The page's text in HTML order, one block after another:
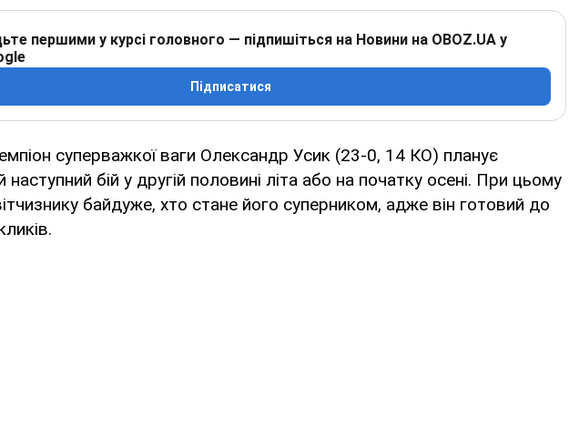
першими у курсі головного — підпишіться на Новини на OBOZ.UA у
Підписатися
суперважкої ваги Олександр Усик (23-0, 14 КО) планує
наступний бій у другій половині літа або на початку осені. При цьому
байдуже, хто стане його суперником, адже він готовий до